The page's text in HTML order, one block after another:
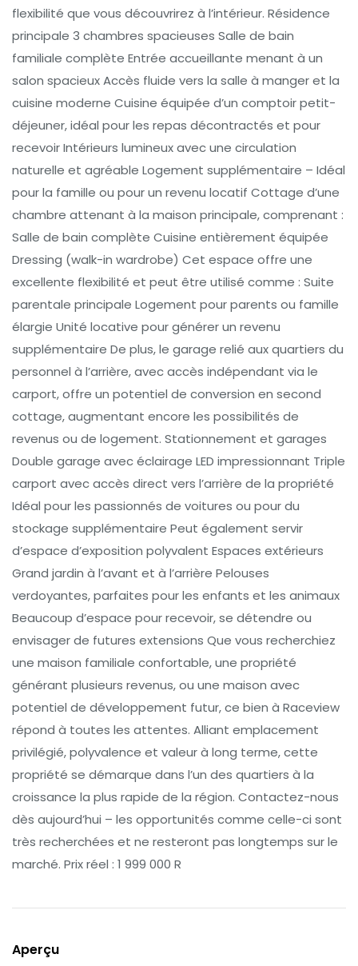
flexibilité que vous découvrirez à l’intérieur. Résidence
principale 3 chambres spacieuses Salle de bain
familiale complète Entrée accueillante menant à un
salon spacieux Accès fluide vers la salle à manger et la
cuisine moderne Cuisine équipée d’un comptoir petit-
déjeuner, idéal pour les repas décontractés et pour
recevoir Intérieurs lumineux avec une circulation
naturelle et agréable Logement supplémentaire – Idéal
pour la famille ou pour un revenu locatif Cottage d’une
chambre attenant à la maison principale, comprenant :
Salle de bain complète Cuisine entièrement équipée
Dressing (walk-in wardrobe) Cet espace offre une
excellente flexibilité et peut être utilisé comme : Suite
parentale principale Logement pour parents ou famille
élargie Unité locative pour générer un revenu
supplémentaire De plus, le garage relié aux quartiers du
personnel à l’arrière, avec accès indépendant via le
carport, offre un potentiel de conversion en second
cottage, augmentant encore les possibilités de
revenus ou de logement. Stationnement et garages
Double garage avec éclairage LED impressionnant Triple
carport avec accès direct vers l’arrière de la propriété
Idéal pour les passionnés de voitures ou pour du
stockage supplémentaire Peut également servir
d’espace d’exposition polyvalent Espaces extérieurs
Grand jardin à l’avant et à l’arrière Pelouses
verdoyantes, parfaites pour les enfants et les animaux
Beaucoup d’espace pour recevoir, se détendre ou
envisager de futures extensions Que vous recherchiez
une maison familiale confortable, une propriété
générant plusieurs revenus, ou une maison avec
potentiel de développement futur, ce bien à Raceview
répond à toutes les attentes. Alliant emplacement
privilégié, polyvalence et valeur à long terme, cette
propriété se démarque dans l’un des quartiers à la
croissance la plus rapide de la région. Contactez-nous
dès aujourd’hui – les opportunités comme celle-ci sont
très recherchées et ne resteront pas longtemps sur le
marché. Prix réel : 1 999 000 R
Aperçu